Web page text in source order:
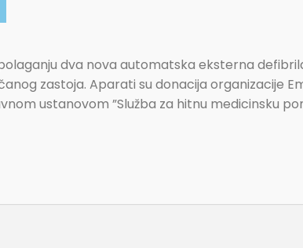
dva nova automatska eksterna
zastoja. Aparati su donacija organizacije
ustanovom ”Služba za hitnu medicinsku